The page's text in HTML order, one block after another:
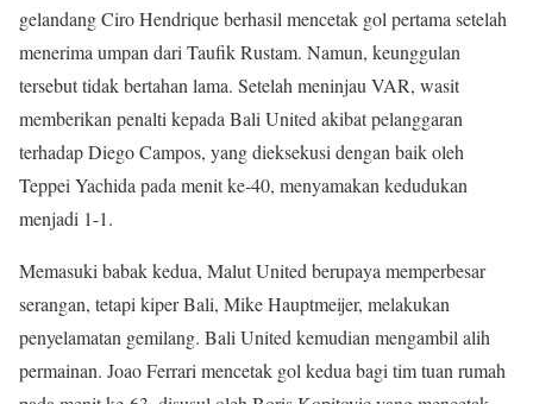
gelandang Ciro Hendrique berhasil mencetak gol pertama setelah
menerima umpan dari Taufik Rustam. Namun, keunggulan
tersebut tidak bertahan lama. Setelah meninjau VAR, wasit
memberikan penalti kepada Bali United akibat pelanggaran
terhadap Diego Campos, yang dieksekusi dengan baik oleh
Teppei Yachida pada menit ke-40, menyamakan kedudukan
menjadi 1-1.
Memasuki babak kedua, Malut United berupaya memperbesar
serangan, tetapi kiper Bali, Mike Hauptmeijer, melakukan
penyelamatan gemilang. Bali United kemudian mengambil alih
permainan. Joao Ferrari mencetak gol kedua bagi tim tuan rumah